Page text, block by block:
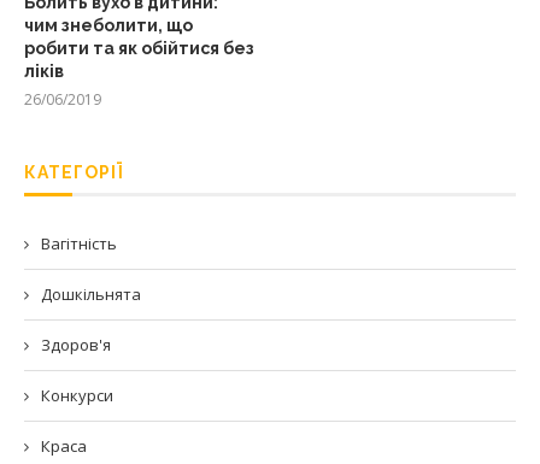
чим знеболити, що
робити та як обійтися без
ліків
26/06/2019
КАТЕГОРІЇ
Вагітність
Дошкільнята
Здоров'я
Конкурси
Краса